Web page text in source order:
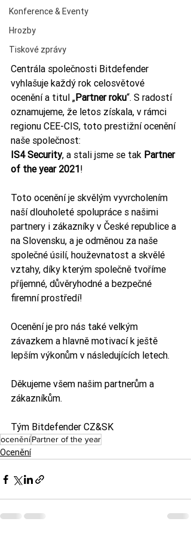
Konference & Eventy
Hrozby
Tiskové zprávy
Centrála společnosti Bitdefender
vyhlašuje každý rok celosvětové
ocenění a titul „Partner roku“. S radostí
oznamujeme, že letos získala, v rámci
regionu CEE-CIS, toto prestižní ocenění
naše společnost:
IS4 Security, a stali jsme se tak Partner
of the year 2021!
Toto ocenění je skvělým vyvrcholením
naší dlouholeté spolupráce s našimi
partnery i zákazníky v České republice a
na Slovensku, a je odměnou za naše
společné úsilí, houževnatost a skvělé
vztahy, díky kterým společně tvoříme
příjemné, důvěryhodné a bezpečné
firemní prostředí!
Ocenění je pro nás také velkým
závazkem a hlavně motivací k ještě
lepším výkonům v následujících letech.
Děkujeme všem našim partnerům a
zákazníkům.
Tým Bitdefender CZ&SK
oceněníPartner of the year
Ocenění